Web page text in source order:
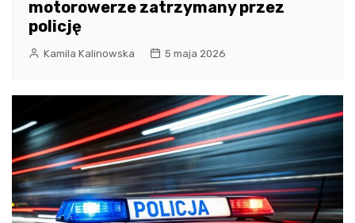
motorowerze zatrzymany przez
policję
Kamila Kalinowska 5 maja 2026